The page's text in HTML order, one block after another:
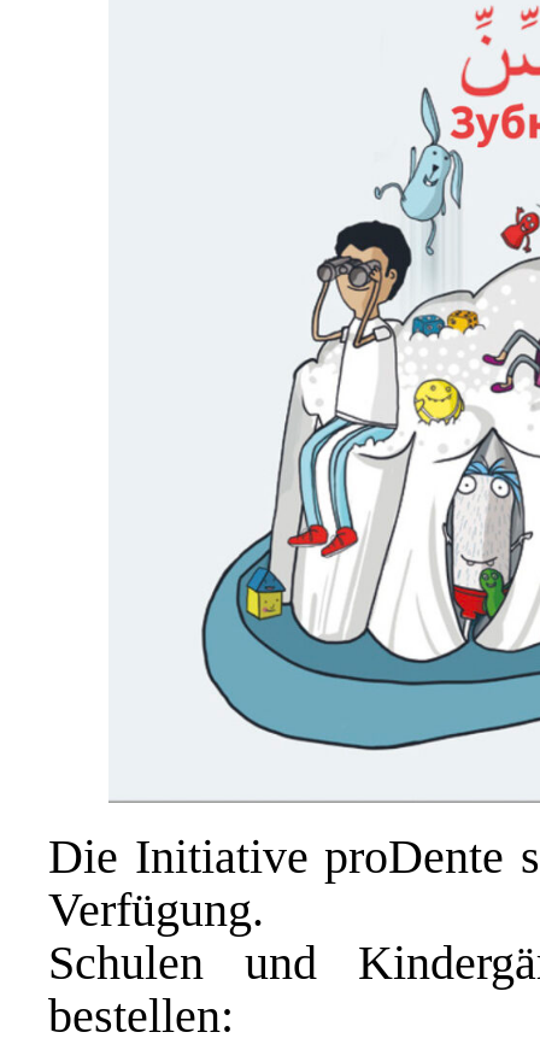
Die Initiative proDente
Verfügung.
Schulen und
bestellen: